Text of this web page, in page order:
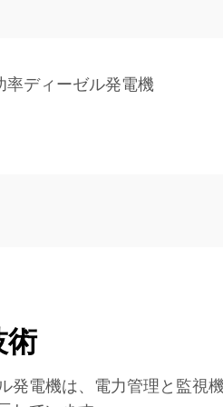
率ディーゼル発電機
術
発電機は、電力管理と監視